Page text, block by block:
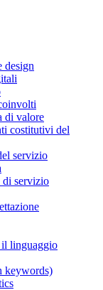
design
di valore
costitutivi del
servizio
di servizio
il linguaggio
keywords)